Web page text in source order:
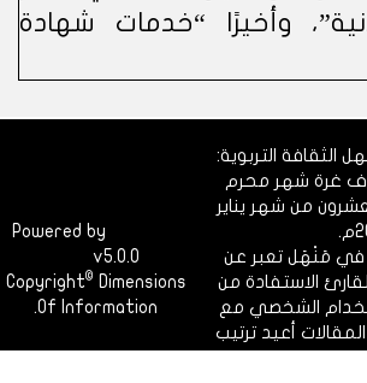
وأخيرًا “خدمات شهادة
الثقافة التربوية:
غرة شهر محرم
العشرون من شهر يناير
في مَنْهَل تعبر عن
الاستفادة من
الشخصي مع
أعيد ترتيب
Powered by
v5.0.0
Copyright©
Dimensions
Of Information.